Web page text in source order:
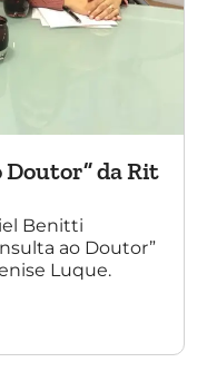
da Rit
Benitti
ao Doutor”
Luque.